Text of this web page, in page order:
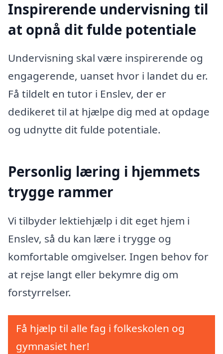
Inspirerende undervisning til
at opnå dit fulde potentiale
Undervisning skal være inspirerende og
engagerende, uanset hvor i landet du er.
Få tildelt en tutor i Enslev, der er
dedikeret til at hjælpe dig med at opdage
og udnytte dit fulde potentiale.
Personlig læring i hjemmets
trygge rammer
Vi tilbyder lektiehjælp i dit eget hjem i
Enslev, så du kan lære i trygge og
komfortable omgivelser. Ingen behov for
at rejse langt eller bekymre dig om
forstyrrelser.
Få hjælp til alle fag i folkeskolen og
gymnasiet her!